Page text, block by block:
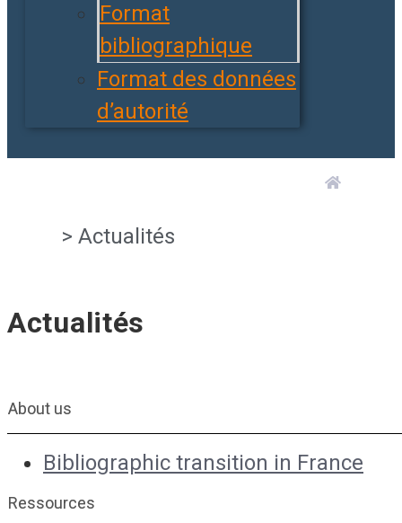
Format
bibliographique
Format des données
d’autorité
> Actualités
Actualités
About us
Bibliographic transition in France
Ressources